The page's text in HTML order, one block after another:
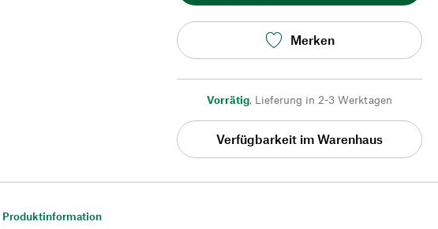
Merken
Vorrätig, Lieferung in 2-3 Werktagen
Verfügbarkeit im Warenhaus
Produktinformation